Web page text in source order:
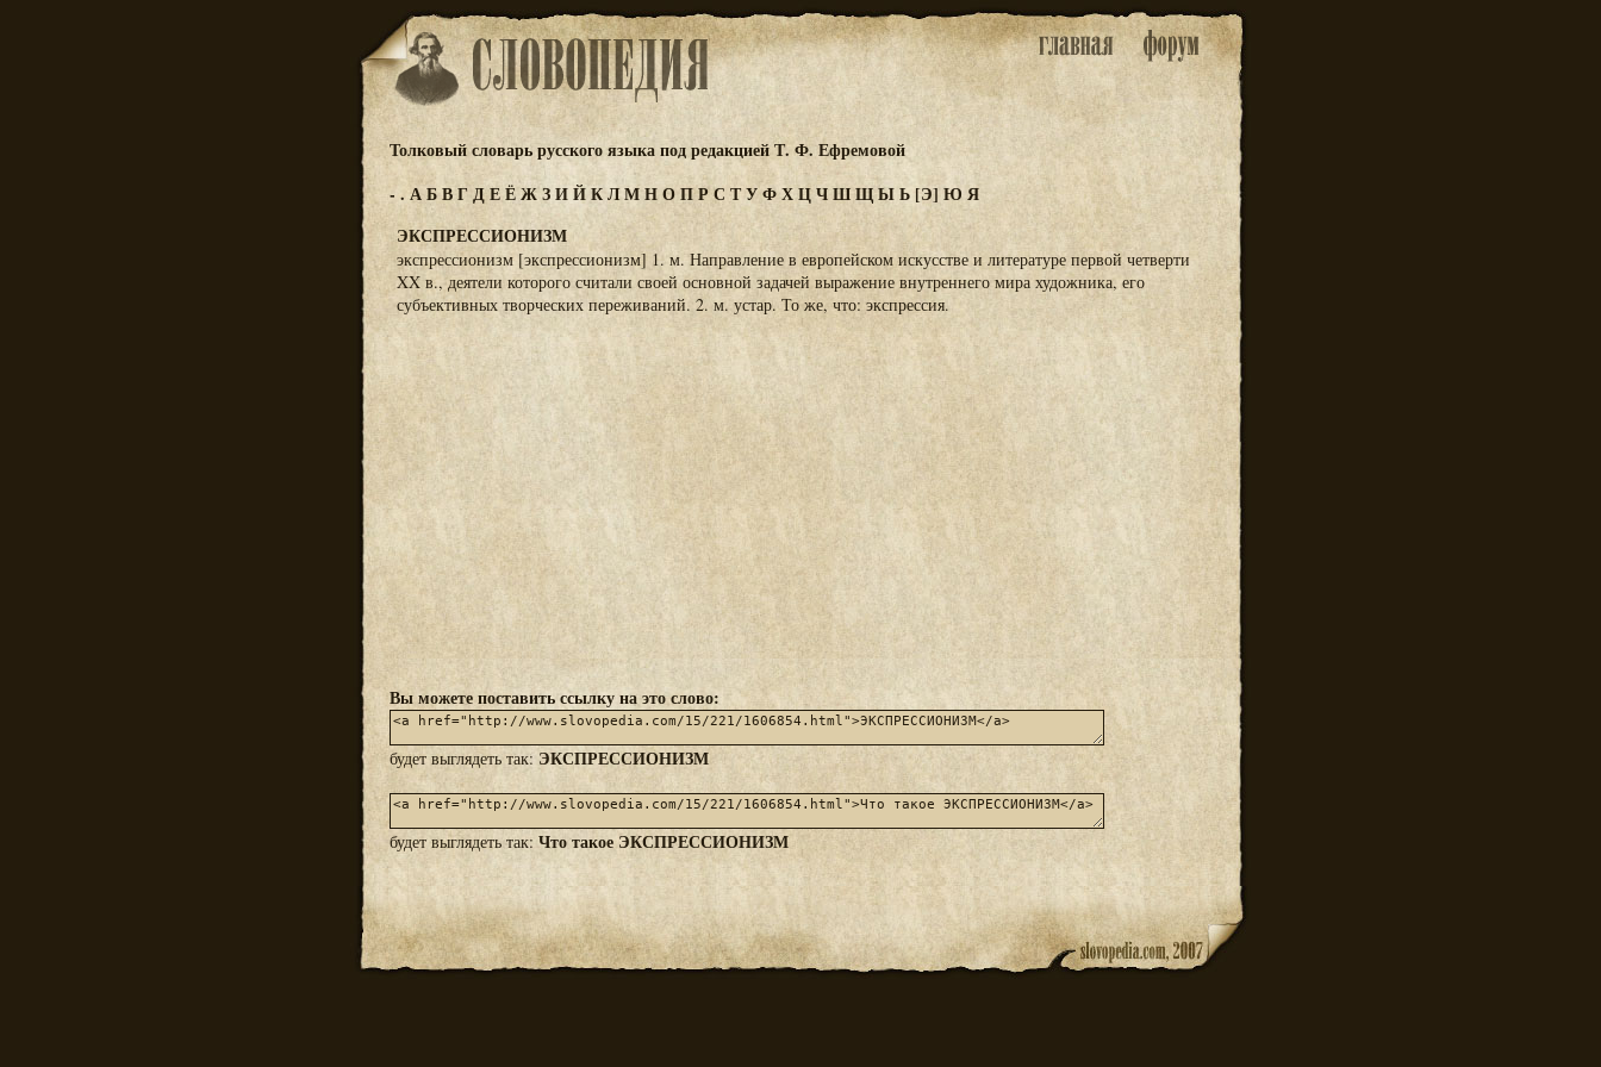
Толковый словарь русского языка под редакцией Т. Ф. Ефремовой
-. АБВГДЕЁЖЗИЙКЛМНОПРС ТУФХЦЧШЩЫЬ[Э] Ю Я
ЭКСПРЕССИОНИЗМ
экспрессионизм [экспрессионизм] 1. м. Направление в европейском искусстве и литературе первой четверти
XX в., деятели которого считали своей основной задачей выражение внутреннего мира художника, его
субъективных творческих переживаний. 2. м. устар. То же, что: экспрессия.
Вы можете поставить ссылку на это слово:
будет выглядеть так: ЭКСПРЕССИОНИЗМ
будет выглядеть так: Что такое ЭКСПРЕССИОНИЗМ